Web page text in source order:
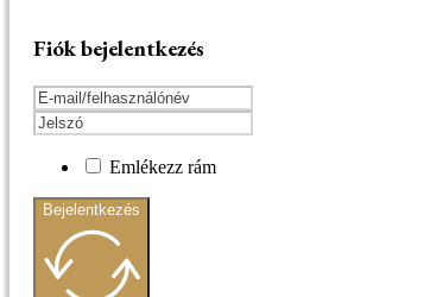
Fiók bejelentkezés
Emlékezz rám
Bejelentkezés